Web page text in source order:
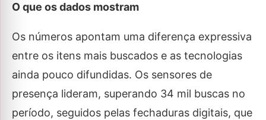
O que os dados mostram
Os números apontam uma diferença expressiva
entre os itens mais buscados e as tecnologias
ainda pouco difundidas. Os sensores de
presença lideram, superando 34 mil buscas no
período, seguidos pelas fechaduras digitais, que